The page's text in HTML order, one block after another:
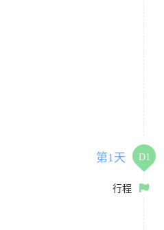
第1天 D1
行程